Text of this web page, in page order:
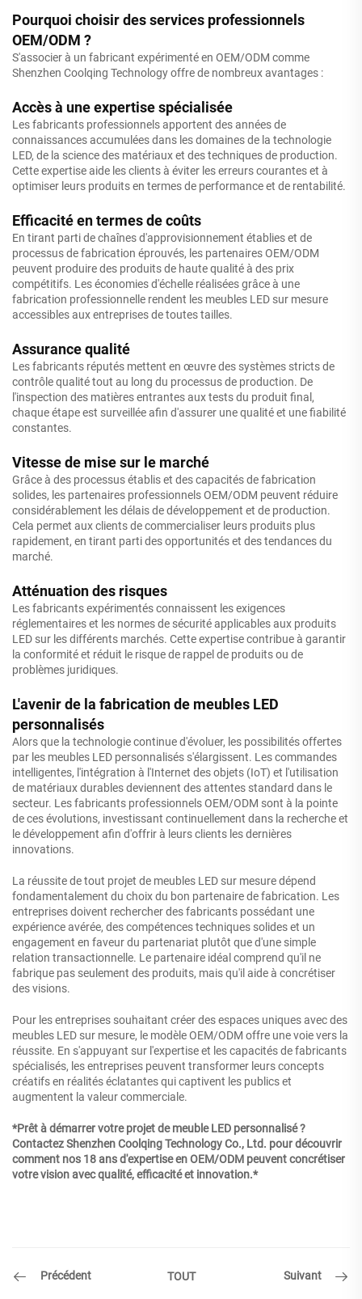
Pourquoi choisir des services professionnels
OEM/ODM ?
S'associer à un fabricant expérimenté en OEM/ODM comme
Shenzhen Coolqing Technology offre de nombreux avantages :
Accès à une expertise spécialisée
Les fabricants professionnels apportent des années de
connaissances accumulées dans les domaines de la technologie
LED, de la science des matériaux et des techniques de production.
Cette expertise aide les clients à éviter les erreurs courantes et à
optimiser leurs produits en termes de performance et de rentabilité.
Efficacité en termes de coûts
En tirant parti de chaînes d'approvisionnement établies et de
processus de fabrication éprouvés, les partenaires OEM/ODM
peuvent produire des produits de haute qualité à des prix
compétitifs. Les économies d'échelle réalisées grâce à une
fabrication professionnelle rendent les meubles LED sur mesure
accessibles aux entreprises de toutes tailles.
Assurance qualité
Les fabricants réputés mettent en œuvre des systèmes stricts de
contrôle qualité tout au long du processus de production. De
l'inspection des matières entrantes aux tests du produit final,
chaque étape est surveillée afin d'assurer une qualité et une fiabilité
constantes.
Vitesse de mise sur le marché
Grâce à des processus établis et des capacités de fabrication
solides, les partenaires professionnels OEM/ODM peuvent réduire
considérablement les délais de développement et de production.
Cela permet aux clients de commercialiser leurs produits plus
rapidement, en tirant parti des opportunités et des tendances du
marché.
Atténuation des risques
Les fabricants expérimentés connaissent les exigences
réglementaires et les normes de sécurité applicables aux produits
LED sur les différents marchés. Cette expertise contribue à garantir
la conformité et réduit le risque de rappel de produits ou de
problèmes juridiques.
L'avenir de la fabrication de meubles LED
personnalisés
Alors que la technologie continue d'évoluer, les possibilités offertes
par les meubles LED personnalisés s'élargissent. Les commandes
intelligentes, l'intégration à l'Internet des objets (IoT) et l'utilisation
de matériaux durables deviennent des attentes standard dans le
secteur. Les fabricants professionnels OEM/ODM sont à la pointe
de ces évolutions, investissant continuellement dans la recherche et
le développement afin d'offrir à leurs clients les dernières
innovations.
La réussite de tout projet de meubles LED sur mesure dépend
fondamentalement du choix du bon partenaire de fabrication. Les
entreprises doivent rechercher des fabricants possédant une
expérience avérée, des compétences techniques solides et un
engagement en faveur du partenariat plutôt que d'une simple
relation transactionnelle. Le partenaire idéal comprend qu'il ne
fabrique pas seulement des produits, mais qu'il aide à concrétiser
des visions.
Pour les entreprises souhaitant créer des espaces uniques avec des
meubles LED sur mesure, le modèle OEM/ODM offre une voie vers la
réussite. En s'appuyant sur l'expertise et les capacités de fabricants
spécialisés, les entreprises peuvent transformer leurs concepts
créatifs en réalités éclatantes qui captivent les publics et
augmentent la valeur commerciale.
*Prêt à démarrer votre projet de meuble LED personnalisé ?
Contactez Shenzhen Coolqing Technology Co., Ltd. pour découvrir
comment nos 18 ans d'expertise en OEM/ODM peuvent concrétiser
votre vision avec qualité, efficacité et innovation.*
Précédent TOUT Suivant